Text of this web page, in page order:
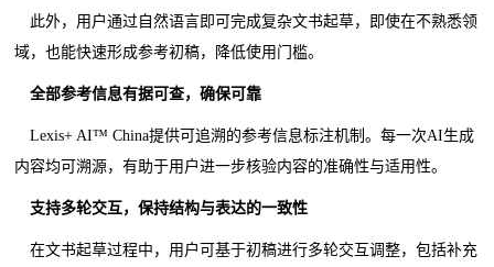
此外，用户通过自然语言即可完成复杂文书起草，即使在不熟悉领
域，也能快速形成参考初稿，降低使用门槛。
全部参考信息有据可查，确保可靠
Lexis+ AI™ China提供可追溯的参考信息标注机制。每一次AI生成
内容均可溯源，有助于用户进一步核验内容的准确性与适用性。
支持多轮交互，保持结构与表达的一致性
在文书起草过程中，用户可基于初稿进行多轮交互调整，包括补充